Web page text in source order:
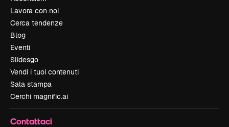
Lavora con noi
Cerca tendenze
Blog
Eventi
Slidesgo
Vendi i tuoi contenuti
Sala stampa
Cerchi magnific.ai
Contattaci